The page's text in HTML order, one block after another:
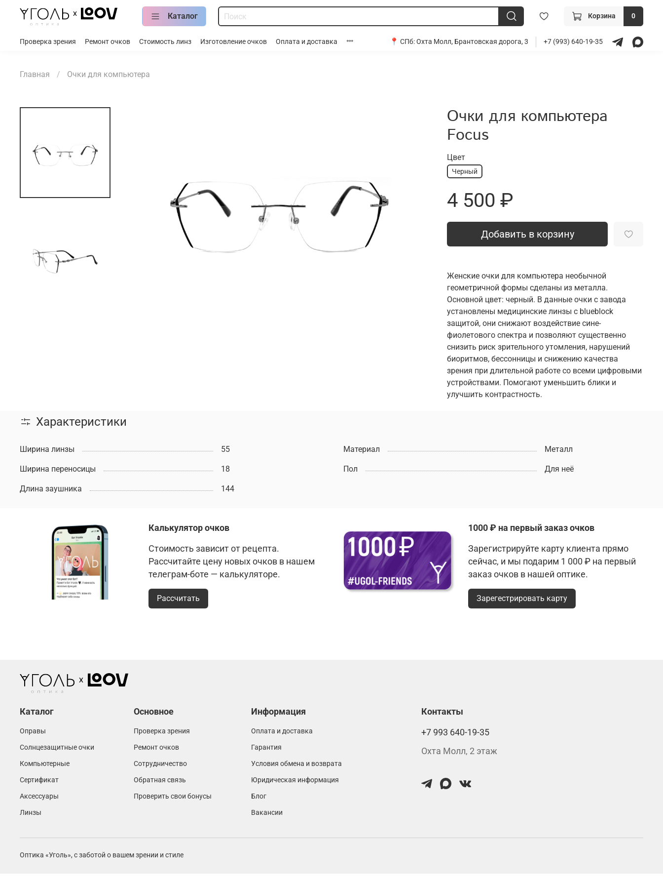
Каталог Корзина 0
Проверка зрения Ремонт очков Стоимость линз Изготовление очков Оплата и доставка 📍 СПб:Охта Молл, Брантовская дорога, 3 +7 (993) 640-19-35
Главная Очки для компьютера
Очки для компьютера
Focus
Цвет
Черный
4 500 ₽
Добавить в корзину
Женские очки для компьютера необычной
геометричной формы сделаны из металла.
Основной цвет: черный. В данные очки с завода
установлены медицинские линзы с blueblock
защитой, они снижают воздействие сине-
фиолетового спектра и позволяют существенно
снизить риск зрительного утомления, нарушений
биоритмов, бессонницы и снижению качества
зрения при длительной работе со всеми цифровыми
устройствами. Помогают уменьшить блики и
улучшить контрастность.
Характеристики
Ширина линзы 55 Материал Металл
Ширина переносицы 18 Пол Для неё
Длина заушника 144
Калькулятор очков
Стоимость зависит от рецепта.
Рассчитайте цену новых очков в нашем
телеграм-боте — калькуляторе.
Рассчитать
1000 ₽ на первый заказ очков
Зарегистрируйте карту клиента прямо
сейчас, и мы подарим 1 000 ₽ на первый
заказ очков в нашей оптике.
Зарегестрировать карту
Каталог
Оправы
Солнцезащитные очки
Компьютерные
Сертификат
Аксессуары
Линзы
Основное
Проверка зрения
Ремонт очков
Сотрудничество
Обратная связь
Проверить свои бонусы
Информация
Оплата и доставка
Гарантия
Условия обмена и возврата
Юридическая информация
Блог
Вакансии
Контакты
+7 993 640-19-35
Охта Молл, 2 этаж
Оптика «Уголь», с заботой о вашем зрении и стиле